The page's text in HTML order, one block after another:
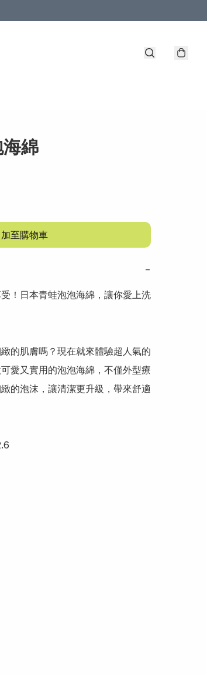
海綿
加至購物車
−
！日本青蛙泡泡海綿，讓你愛上洗
的肌膚嗎？現在就來體驗超人氣的
愛又實用的泡泡海綿，不僅外型療
的泡沫，讓清潔更升級，帶來舒適